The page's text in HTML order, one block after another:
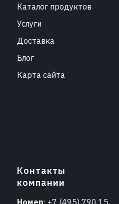
Каталог продуктов
Услуги
Доставка
Блог
Карта сайта
Контакты
компании